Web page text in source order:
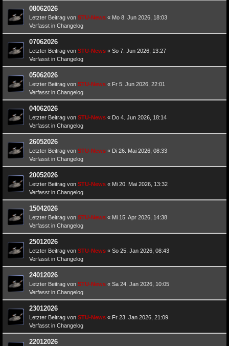
08062026
Letzter Beitrag von STU-News « Mo 8. Jun 2026, 18:03
Verfasst in Changelog
07062026
Letzter Beitrag von STU-News « So 7. Jun 2026, 13:27
Verfasst in Changelog
05062026
Letzter Beitrag von STU-News « Fr 5. Jun 2026, 22:01
Verfasst in Changelog
04062026
Letzter Beitrag von STU-News « Do 4. Jun 2026, 18:14
Verfasst in Changelog
26052026
Letzter Beitrag von STU-News « Di 26. Mai 2026, 08:33
Verfasst in Changelog
20052026
Letzter Beitrag von STU-News « Mi 20. Mai 2026, 13:32
Verfasst in Changelog
15042026
Letzter Beitrag von STU-News « Mi 15. Apr 2026, 14:38
Verfasst in Changelog
25012026
Letzter Beitrag von STU-News « So 25. Jan 2026, 08:43
Verfasst in Changelog
24012026
Letzter Beitrag von STU-News « Sa 24. Jan 2026, 10:05
Verfasst in Changelog
23012026
Letzter Beitrag von STU-News « Fr 23. Jan 2026, 21:09
Verfasst in Changelog
22012026